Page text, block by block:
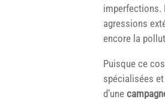
imperfections.
agressions
encore la
Puisque ce
spécialisées
d’une